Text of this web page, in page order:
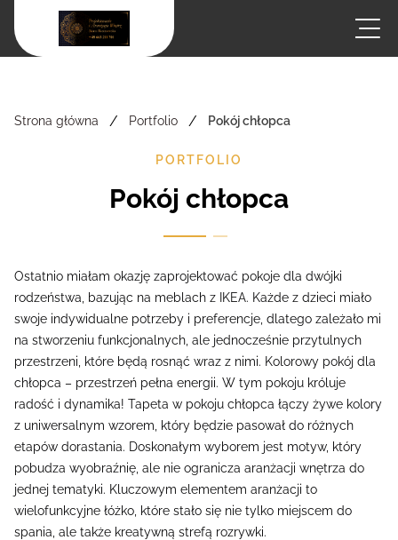
Strona główna / Portfolio / Pokój chłopca
PORTFOLIO
Pokój chłopca
Ostatnio miałam okazję zaprojektować pokoje dla dwójki
rodzeństwa, bazując na meblach z IKEA. Każde z dzieci miało
swoje indywidualne potrzeby i preferencje, dlatego zależało mi
na stworzeniu funkcjonalnych, ale jednocześnie przytulnych
przestrzeni, które będą rosnąć wraz z nimi. Kolorowy pokój dla
chłopca – przestrzeń pełna energii. W tym pokoju króluje
radość i dynamika! Tapeta w pokoju chłopca łączy żywe kolory
z uniwersalnym wzorem, który będzie pasował do różnych
etapów dorastania. Doskonałym wyborem jest motyw, który
pobudza wyobraźnię, ale nie ogranicza aranżacji wnętrza do
jednej tematyki. Kluczowym elementem aranżacji to
wielofunkcyjne łóżko, które stało się nie tylko miejscem do
spania, ale także kreatywną strefą rozrywki.